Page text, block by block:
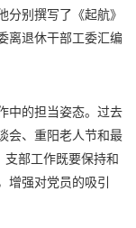
分别撰写了《起航》
离退休干部工委汇编
中的担当姿态。过去
会、重阳老人节和最
支部工作既要保持和
增强对党员的吸引